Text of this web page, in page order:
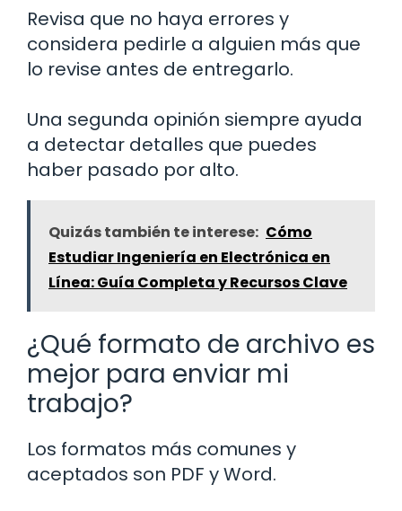
Revisa que no haya errores y
considera pedirle a alguien más que
lo revise antes de entregarlo.
Una segunda opinión siempre ayuda
a detectar detalles que puedes
haber pasado por alto.
Quizás también te interese: Cómo
Estudiar Ingeniería en Electrónica en
Línea: Guía Completa y Recursos Clave
¿Qué formato de archivo es
mejor para enviar mi
trabajo?
Los formatos más comunes y
aceptados son PDF y Word.